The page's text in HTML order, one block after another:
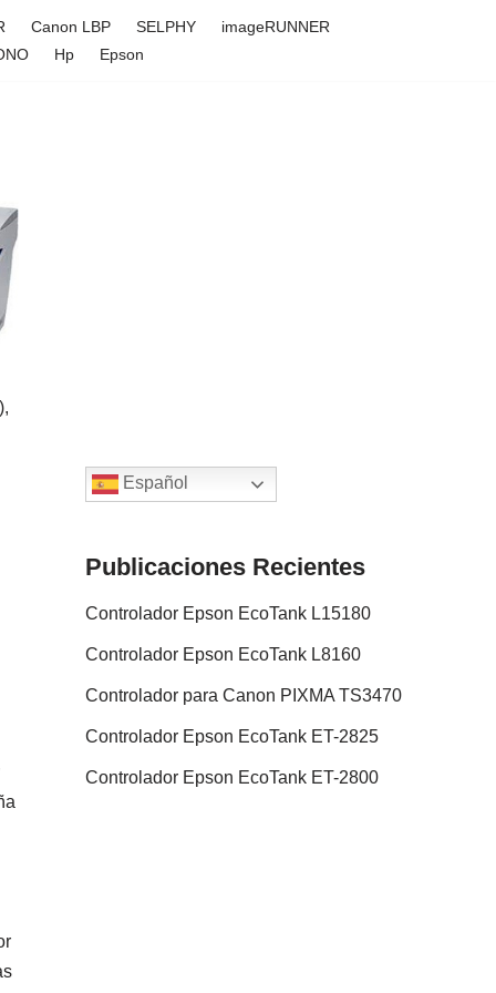
Canon LBP SELPHY
imageRUNNER
Hp Epson
Español
Publicaciones Recientes
Controlador Epson EcoTank L15180
Controlador Epson EcoTank L8160
Controlador para Canon PIXMA TS3470
Controlador Epson EcoTank ET-2825
Controlador Epson EcoTank ET-2800